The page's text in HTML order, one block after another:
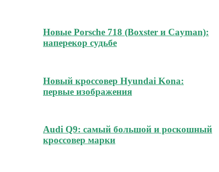
Новые Porsche 718 (Boxster и Cayman):
наперекор судьбе
Новый кроссовер Hyundai Kona:
первые изображения
Audi Q9: самый большой и роскошный
кроссовер марки